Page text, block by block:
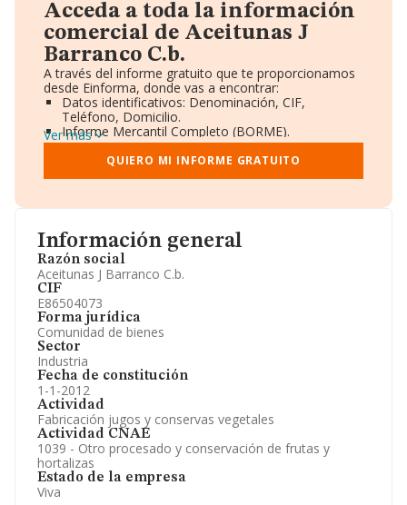
Información general
Razón social
Aceitunas J Barranco C.b.
CIF
E86504073
Forma jurídica
Comunidad de bienes
Sector
Industria
Fecha de constitución
1-1-2012
Actividad
Fabricación jugos y conservas vegetales
Actividad CNAE
1039 - Otro procesado y conservación de frutas y
hortalizas
Estado de la empresa
Viva
Acceda a toda la información
comercial de Aceitunas J
Barranco C.b.
A través del informe gratuito que te proporcionamos
desde Einforma, donde vas a encontrar:
Datos identificativos: Denominación, CIF,
Teléfono, Domicilio.
Informe Mercantil Completo (BORME).
Gráficos de Evolución Ventas y Empleados.
Consejo de Administración y Administradores.
Directivos y Ejecutivos.
Información oficial y registral complementaria.
Ver más
QUIERO MI INFORME GRATUITO